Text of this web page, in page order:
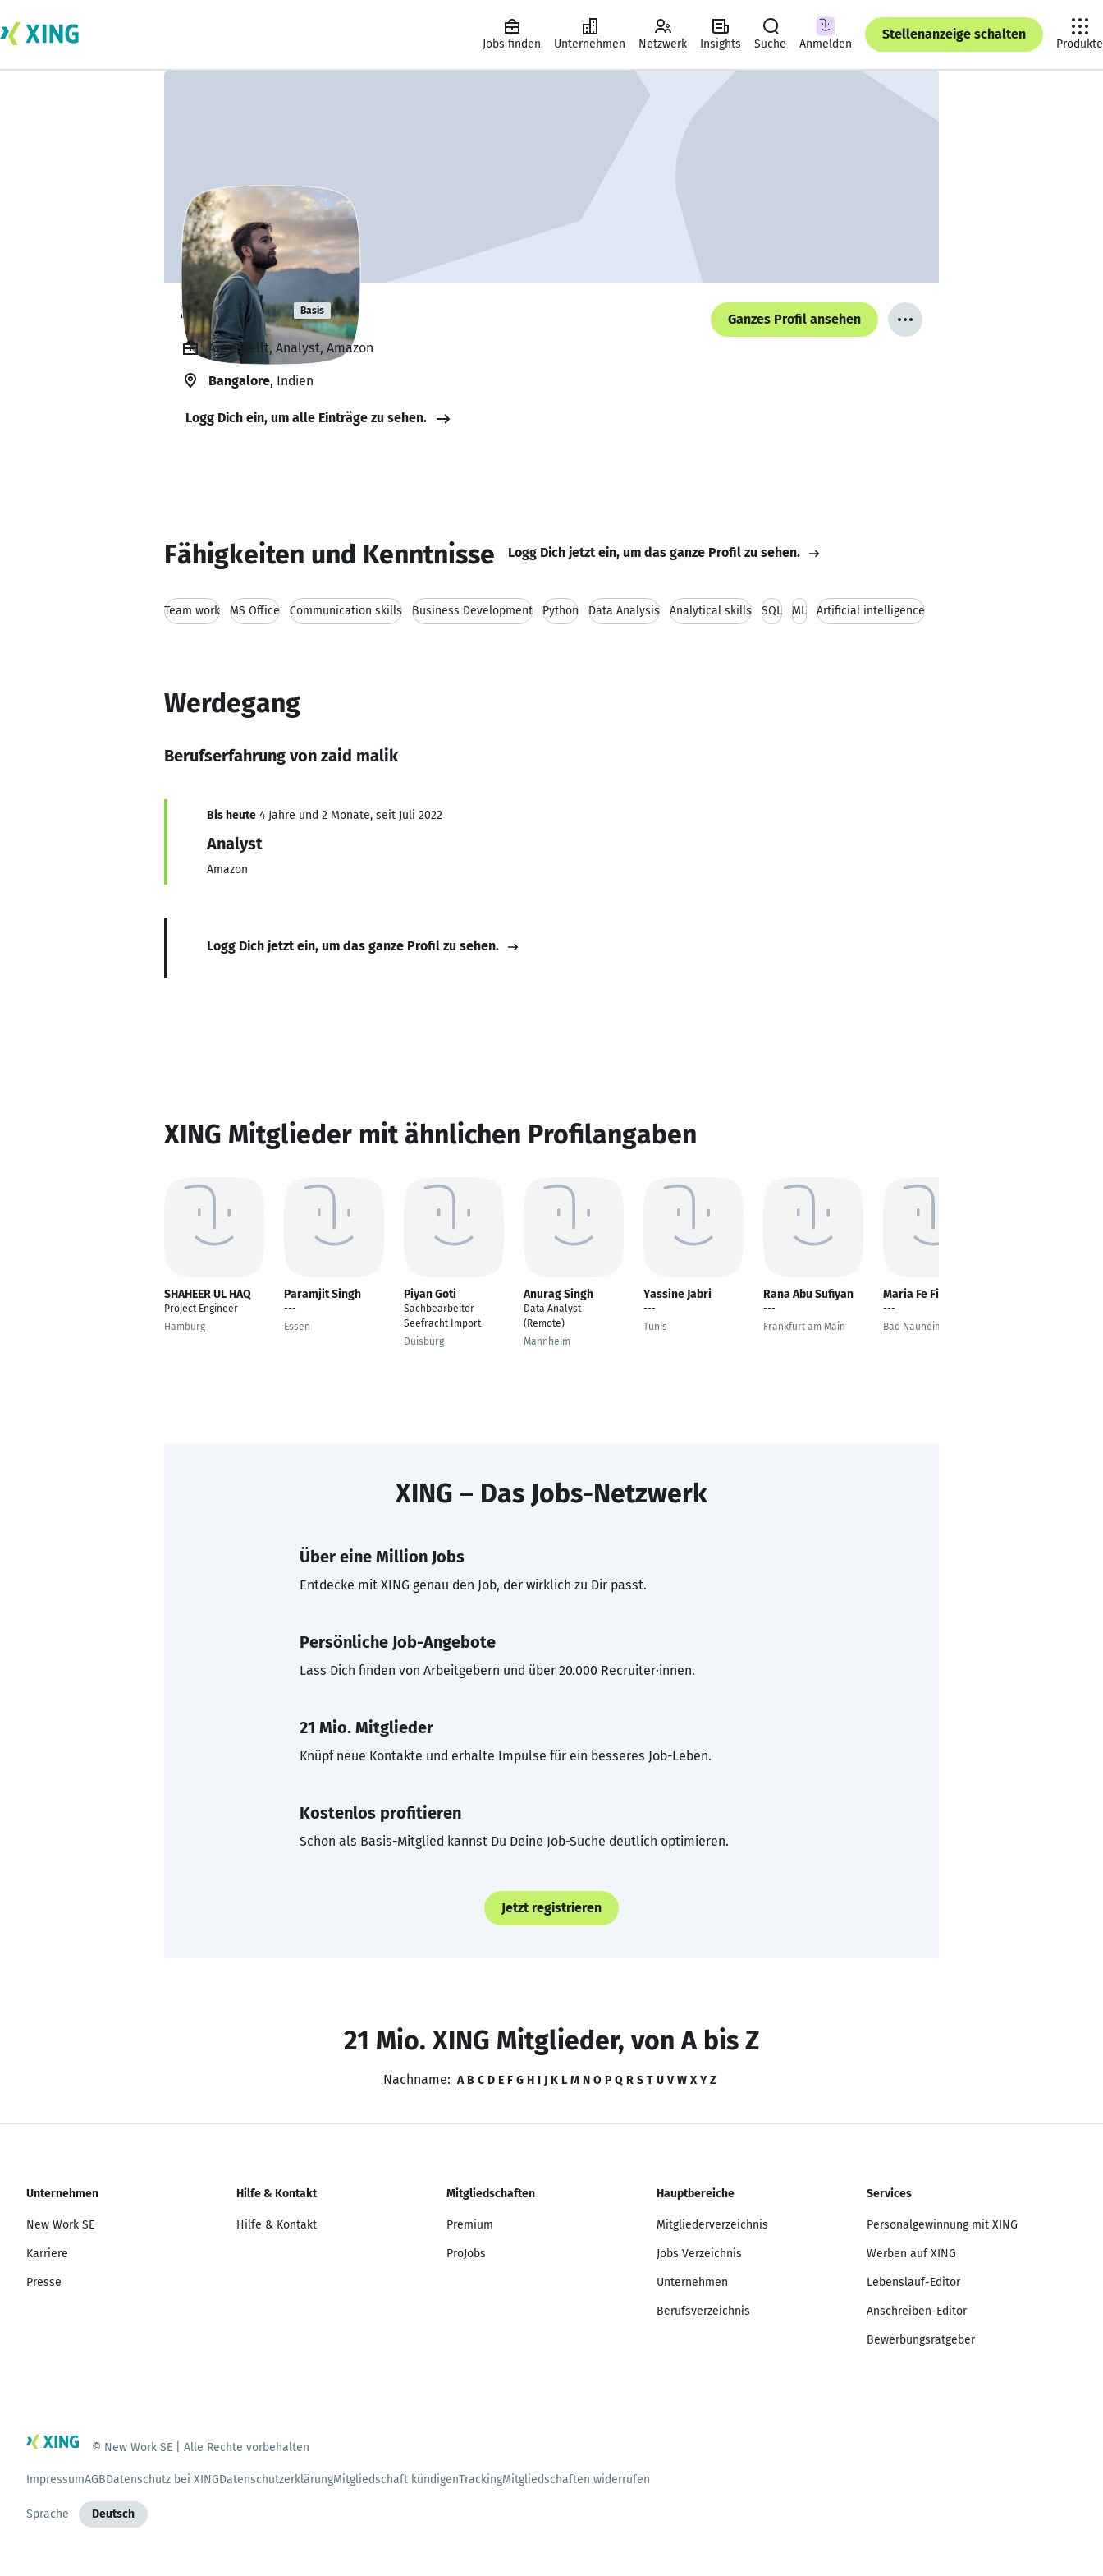
Jobs finden Unternehmen Netzwerk Insights Suche Anmelden
Stellenanzeige schalten
Produkte
zaid malik Basis
Ganzes Profil ansehen
Angestellt, Analyst, Amazon
Bangalore, Indien
Logg Dich ein, um alle Einträge zu sehen.
Fähigkeiten und Kenntnisse Logg Dich jetzt ein, um das ganze Profil zu sehen.
Team work MS Office Communication skills Business Development Python Data Analysis Analytical skills SQL ML Artificial intelligence
Werdegang
Berufserfahrung von zaid malik
Bis heute 4 Jahre und 2 Monate, seit Juli 2022
Analyst
Amazon
Logg Dich jetzt ein, um das ganze Profil zu sehen.
XING Mitglieder mit ähnlichen Profilangaben
SHAHEER UL HAQ
Project Engineer
Hamburg
Paramjit Singh
---
Essen
Piyan Goti
Sachbearbeiter
Seefracht Import
Duisburg
Anurag Singh
Data Analyst
(Remote)
Mannheim
Yassine Jabri
---
Tunis
Rana Abu Sufiyan
---
Frankfurt am Main
Maria Fe Fischer
---
Bad Nauheim
XING – Das Jobs-Netzwerk
Über eine Million Jobs
Entdecke mit XING genau den Job, der wirklich zu Dir passt.
Persönliche Job-Angebote
Lass Dich finden von Arbeitgebern und über 20.000 Recruiter·innen.
21 Mio. Mitglieder
Knüpf neue Kontakte und erhalte Impulse für ein besseres Job-Leben.
Kostenlos profitieren
Schon als Basis-Mitglied kannst Du Deine Job-Suche deutlich optimieren.
Jetzt registrieren
21 Mio. XING Mitglieder, von A bis Z
Nachname: A B C D E F G H I J K L M N O P Q R S T U V W X Y Z
Unternehmen
New Work SE
Karriere
Presse
Hilfe & Kontakt
Hilfe & Kontakt
Mitgliedschaften
Premium
ProJobs
Hauptbereiche
Mitgliederverzeichnis
Jobs Verzeichnis
Unternehmen
Berufsverzeichnis
Services
Personalgewinnung mit XING
Werben auf XING
Lebenslauf-Editor
Anschreiben-Editor
Bewerbungsratgeber
© New Work SE | Alle Rechte vorbehalten
ImpressumAGBDatenschutz bei XINGDatenschutzerklärungMitgliedschaft kündigenTrackingMitgliedschaften widerrufen
Sprache Deutsch